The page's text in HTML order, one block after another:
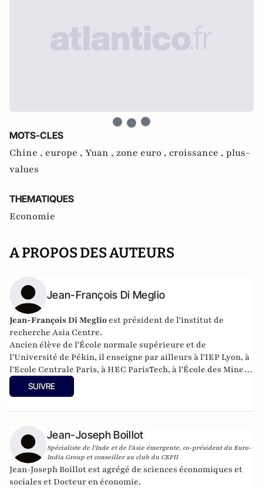
MOTS-CLES
Chine , europe , Yuan , zone euro , croissance , plus-
values
THEMATIQUES
Economie
A PROPOS DES AUTEURS
Jean-François Di Meglio
Jean-François Di Meglio estprésident de l'institut de
recherche Asia Centre.
Ancien élève de l'École normale supérieure et de
l'Université de Pékin, il enseigne par ailleurs à l'IEP Lyon, à
l'Ecole Centrale Paris, à HEC ParisTech, à l'École des Mines
Paris Tech et à Lille I
SUIVRE
Jean-Joseph Boillot
Spécialiste de l'Inde et de l'Asie émergente, co-président du Euro-
India Group et conseiller au club du CEPII
Jean-Joseph Boillot est agrégé de sciences économiques et
sociales et Docteur en économie.